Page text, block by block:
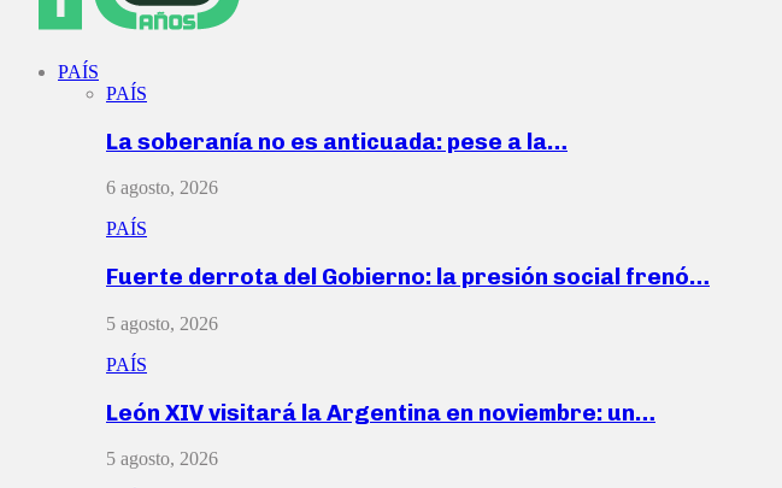
PAÍS
PAÍS
La soberanía no es anticuada: pese a la…
6 agosto, 2026
PAÍS
Fuerte derrota del Gobierno: la presión social frenó…
5 agosto, 2026
PAÍS
León XIV visitará la Argentina en noviembre: un…
5 agosto, 2026